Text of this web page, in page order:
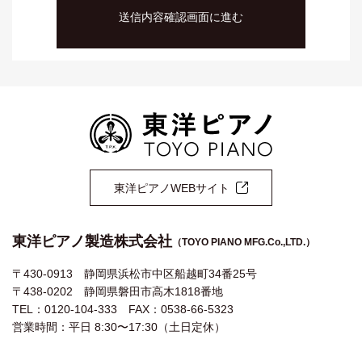
東洋ピアノWEBサイト
東洋ピアノ製造株式会社 （TOYO PIANO MFG.Co.,LTD.）
〒430-0913 静岡県浜松市中区船越町34番25号
〒438-0202 静岡県磐田市高木1818番地
TEL：0120-104-333 FAX：0538-66-5323
営業時間：平日 8:30〜17:30（土日定休）